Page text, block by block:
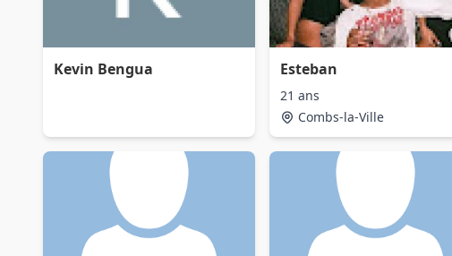
Kevin Bengua Esteban
21 ans
Combs-la-Ville